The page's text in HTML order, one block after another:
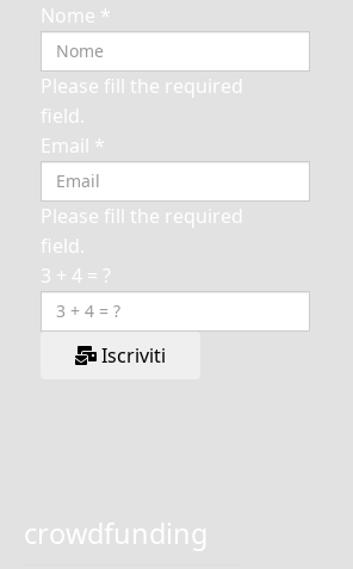
Nome *
Please fill the required
field.
Email
*
Please fill the required
field.
3 + 4 = ?
Iscriviti
crowdfunding